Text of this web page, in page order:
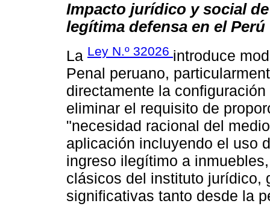
Impacto jurídico y social
legítima defensa en el Perú
La Ley N.º 32026 introduce
Penal peruano,
directamente la
eliminar el requisito de
"necesidad racional del
aplicación incluyendo el uso
ingreso ilegítimo a
clásicos del instituto jurídico,
significativas tanto desde la